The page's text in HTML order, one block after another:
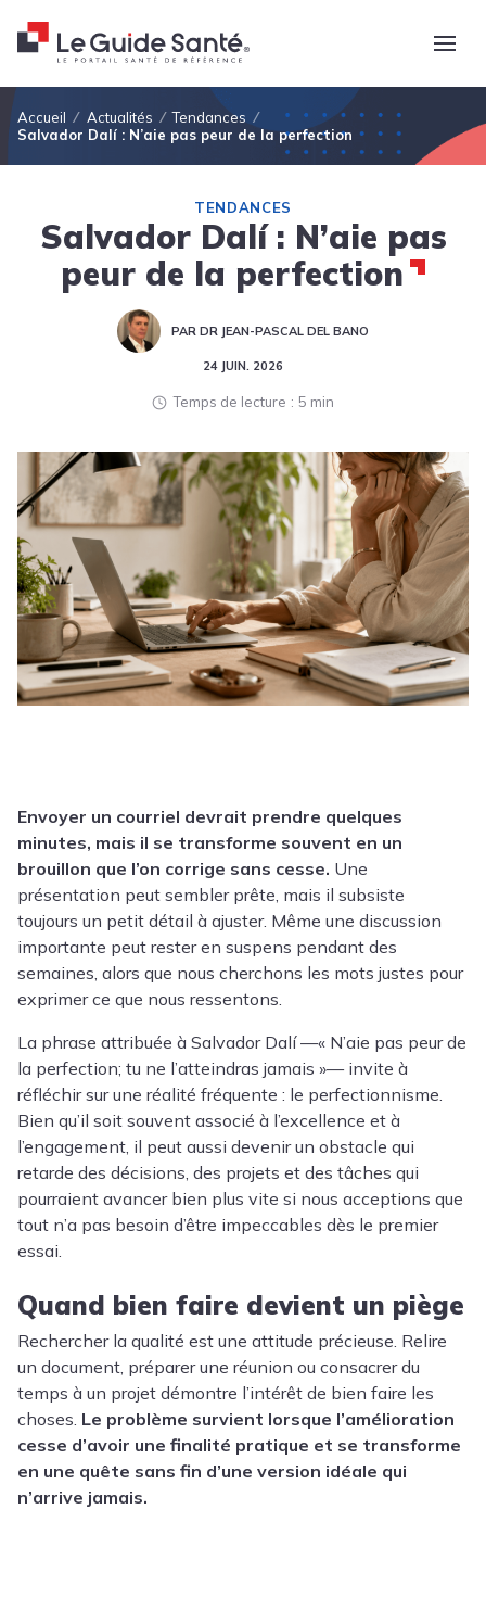
Fil d'Ariane
Accueil Actualités
Tendances
Salvador Dalí : N’aie pas peur de la perfection
TENDANCES
Salvador Dalí : N’aie pas
peur de la perfection
PAR DR JEAN-PASCAL DEL BANO
24 JUIN. 2026
Temps de lecture 5 min
Envoyer un courriel devrait prendre quelques
minutes, mais il se transforme souvent en un
brouillon que l’on corrige sans cesse. Une
présentation peut sembler prête, mais il subsiste
toujours un petit détail à ajuster. Même une discussion
importante peut rester en suspens pendant des
semaines, alors que nous cherchons les mots justes pour
exprimer ce que nous ressentons.
La phrase attribuée à Salvador Dalí —« N’aie pas peur de
la perfection; tu ne l’atteindras jamais »— invite à
réfléchir sur une réalité fréquente : le perfectionnisme.
Bien qu’il soit souvent associé à l’excellence et à
l’engagement, il peut aussi devenir un obstacle qui
retarde des décisions, des projets et des tâches qui
pourraient avancer bien plus vite si nous acceptions que
tout n’a pas besoin d’être impeccables dès le premier
essai.
Quand bien faire devient un piège
Rechercher la qualité est une attitude précieuse. Relire
un document, préparer une réunion ou consacrer du
temps à un projet démontre l’intérêt de bien faire les
choses. Le problème survient lorsque l’amélioration
cesse d’avoir une finalité pratique et se transforme
en une quête sans fin d’une version idéale qui
n’arrive jamais.